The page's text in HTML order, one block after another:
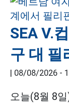
SEA V.
구 대 필
| 08/08/2026 -
오늘(8월 8